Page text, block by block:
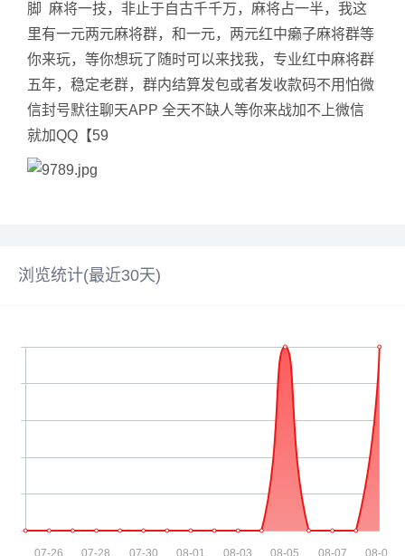
脚 麻将一技，非止于自古千千万，麻将占一半，我这
里有一元两元麻将群，和一元，两元红中癞子麻将群等
你来玩，等你想玩了随时可以来找我，专业红中麻将群
五年，稳定老群，群内结算发包或者发收款码不用怕微
信封号默往聊天APP 全天不缺人等你来战加不上微信
就加QQ【59
浏览统计(最近30天)